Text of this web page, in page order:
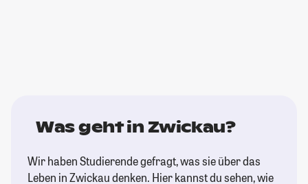
Was geht in Zwickau?
Wir haben Studierende gefragt, was sie über das
Leben in Zwickau denken. Hier kannst du sehen, wie